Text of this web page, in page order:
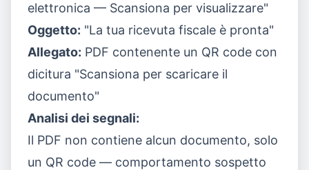
elettronica — Scansiona per visualizzare"
Oggetto: "La tua ricevuta fiscale è pronta"
Allegato: PDF contenente un QR code con
dicitura "Scansiona per scaricare il
documento"
Analisi dei segnali:
Il PDF non contiene alcun documento, solo
un QR code — comportamento sospetto